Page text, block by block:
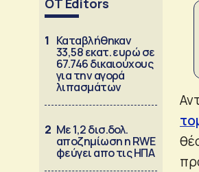
1 Καταβλήθηκαν
33,58 εκατ. ευρώ σε
67.746 δικαιούχους
για την αγορά
λιπασμάτων
2 Με 1,2 δισ.δολ.
αποζημίωση η RWE
φεύγει απο τις ΗΠΑ